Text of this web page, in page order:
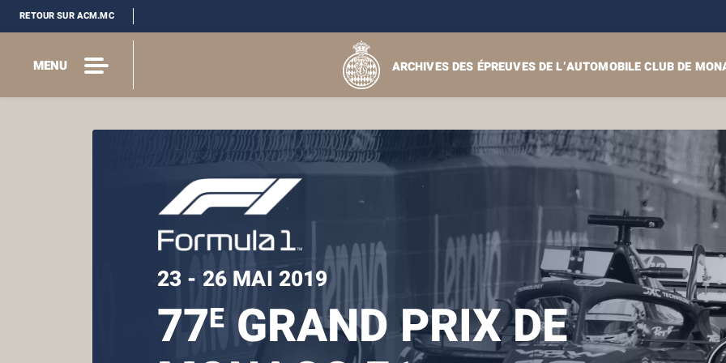
RETOUR SUR ACM.MC
MENU ARCHIVES DES ÉPREUVES DE L’AUTOMOBILE CLUB DE
23 - 26 MAI 2019
77E GRAND PRIX DE